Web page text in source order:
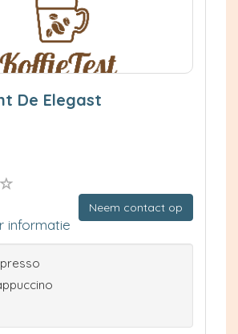
De Elegast
Neem contact op
informatie